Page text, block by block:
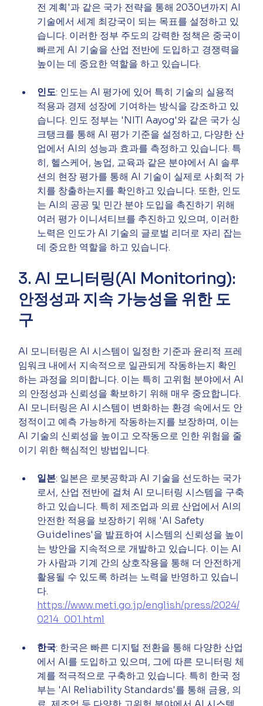
전 계획'과 같은 국가 전략을 통해 2030년까지 AI
기술에서 세계 최강국이 되는 목표를 설정하고 있
습니다. 이러한 정부 주도의 강력한 정책은 중국이
빠르게 AI 기술을 산업 전반에 도입하고 경쟁력을
높이는 데 중요한 역할을 하고 있습니다.
인도: 인도는 AI 평가에 있어 특히 기술의 실용적
적용과 경제 성장에 기여하는 방식을 강조하고 있
습니다. 인도 정부는 'NITI Aayog'와 같은 국가 싱
크탱크를 통해 AI 평가 기준을 설정하고, 다양한 산
업에서 AI의 성능과 효과를 측정하고 있습니다. 특
히, 헬스케어, 농업, 교육과 같은 분야에서 AI 솔루
션의 현장 평가를 통해 AI 기술이 실제로 사회적 가
치를 창출하는지를 확인하고 있습니다. 또한, 인도
는 AI의 공공 및 민간 분야 도입을 촉진하기 위해
여러 평가 이니셔티브를 추진하고 있으며, 이러한
노력은 인도가 AI 기술의 글로벌 리더로 자리 잡는
데 중요한 역할을 하고 있습니다.
3. AI 모니터링(AI Monitoring):
안정성과 지속 가능성을 위한 도
구
AI 모니터링은 AI 시스템이 일정한 기준과 윤리적 프레
임워크 내에서 지속적으로 일관되게 작동하는지 확인
하는 과정을 의미합니다. 이는 특히 고위험 분야에서 AI
의 안정성과 신뢰성을 확보하기 위해 매우 중요합니다.
AI 모니터링은 AI 시스템이 변화하는 환경 속에서도 안
정적이고 예측 가능하게 작동하는지를 보장하며, 이는
AI 기술의 신뢰성을 높이고 오작동으로 인한 위험을 줄
이기 위한 핵심적인 방법입니다.
일본: 일본은 로봇공학과 AI 기술을 선도하는 국가
로서, 산업 전반에 걸쳐 AI 모니터링 시스템을 구축
하고 있습니다. 특히 제조업과 의료 산업에서 AI의
안전한 적용을 보장하기 위해 'AI Safety
Guidelines'을 발표하여 시스템의 신뢰성을 높이
는 방안을 지속적으로 개발하고 있습니다. 이는 AI
가 사람과 기계 간의 상호작용을 통해 더 안전하게
활용될 수 있도록 하려는 노력을 반영하고 있습니
다.
https://www.meti.go.jp/english/press/2024/
0214_001.html
한국: 한국은 빠른 디지털 전환을 통해 다양한 산업
에서 AI를 도입하고 있으며, 그에 따른 모니터링 체
계를 적극적으로 구축하고 있습니다. 특히 한국 정
부는 'AI Reliability Standards'를 통해 금융, 의